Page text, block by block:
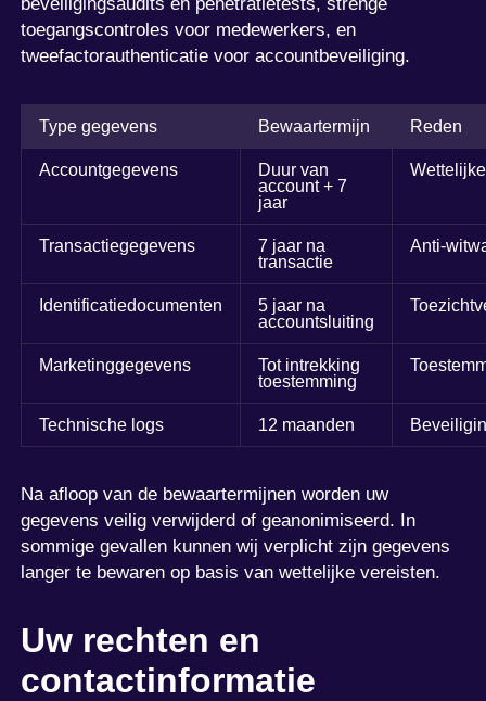
toegangscontroles voor medewerkers, en
tweefactorauthenticatie voor accountbeveiliging.
Type gegevens Bewaartermijn Reden
Accountgegevens
Duur van
account + 7
jaar
Transactiegegevens
7 jaar na
transactie
Anti-
Identificatiedocumenten
5 jaar na
accountsluiting
Marketinggegevens
Tot intrekking
toestemming
Technische logs 12 maanden
Na afloop van de bewaartermijnen worden uw
gegevens veilig verwijderd of geanonimiseerd. In
sommige gevallen kunnen wij verplicht zijn gegevens
langer te bewaren op basis van wettelijke vereisten.
Uw rechten en
contactinformatie